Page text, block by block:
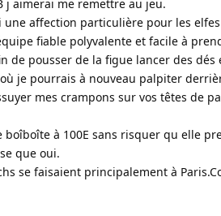
j aimerai me remettre au jeu.
affection particulière pour les
fiable polyvalente et facile à
de pousser de la figue lancer des
je pourrais à nouveau palpiter
mes crampons sur vos têtes de
à 100E sans risquer qu elle
que oui.
se faisaient principalement à